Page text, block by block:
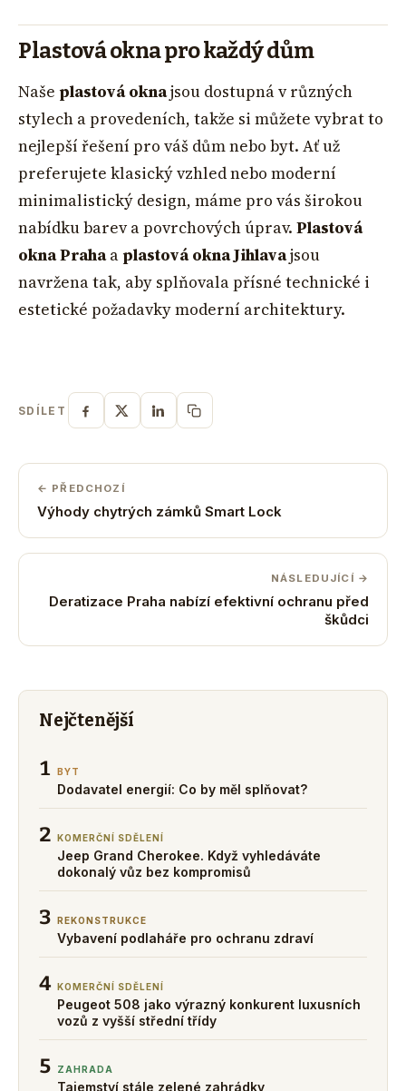
Plastová okna pro každý dům
Naše plastová oknajsou dostupná v různých
stylech a provedeních, takže si můžete vybrat to
nejlepší řešení pro váš dům nebo byt. Ať už
preferujete klasický vzhled nebo moderní
minimalistický design, máme pro vás širokou
nabídku barev a povrchových úprav. Plastová
okna Prahaaplastová okna Jihlavajsou
navržena tak, aby splňovala přísné technické i
estetické požadavky moderní architektury.
SDÍLET
← PŘEDCHOZÍ
Výhody chytrých zámků Smart Lock
NÁSLEDUJÍCÍ →
Deratizace Praha nabízí efektivní ochranu před
škůdci
Nejčtenější
1 BYT
Dodavatel energií: Co by měl splňovat?
2 KOMERČNÍ SDĚLENÍ
Jeep Grand Cherokee. Když vyhledáváte
dokonalý vůz bez kompromisů
3 REKONSTRUKCE
Vybavení podlaháře pro ochranu zdraví
4 KOMERČNÍ SDĚLENÍ
Peugeot 508 jako výrazný konkurent luxusních
vozů z vyšší střední třídy
5 ZAHRADA
Tajemství stále zelené zahrádky